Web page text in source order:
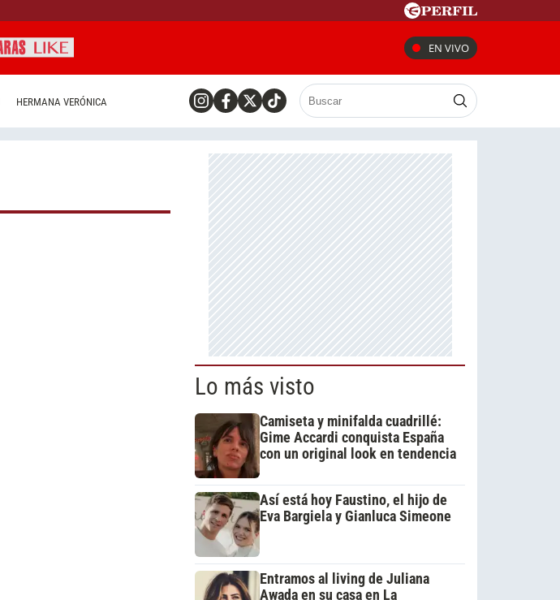
EN VIVO
HERMANA VERÓNICA
Lo más visto
Camiseta y minifalda cuadrillé:
Gime Accardi conquista España
con un original look en tendencia
Así está hoy Faustino, el hijo de
Eva Bargiela y Gianluca Simeone
Entramos al living de Juliana
Awada en su casa en La